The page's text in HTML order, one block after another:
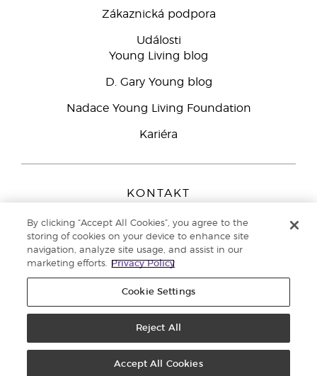
Zákaznická podpora
Události
Young Living blog
D. Gary Young blog
Nadace Young Living Foundation
Kariéra
KONTAKT
Peizerweg 97
9727 AJ Groningen
Netherlands
Zákaznická podpora800 144 066
ochrany osobních údajů
By clicking “Accept All Cookies”, you agree to the
storing of cookies on your device to enhance site
navigation, analyze site usage, and assist in our
marketing efforts.
Privacy Policy
Cookie Settings
Reject All
Accept All Cookies